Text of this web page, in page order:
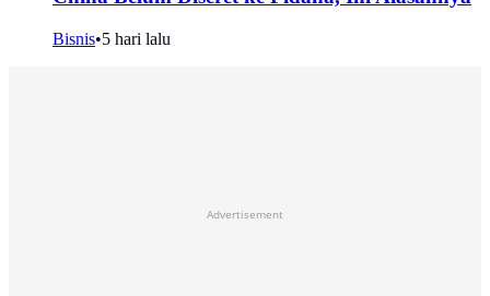
Bisnis•5 hari lalu
Advertisement